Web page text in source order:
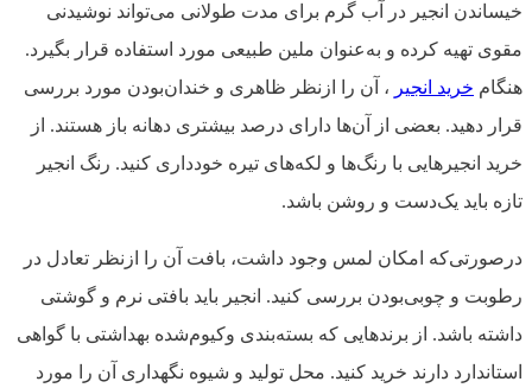
خیساندن انجیر در آب گرم برای مدت طولانی می‌تواند نوشیدنی
مقوی تهیه کرده و به‌عنوان ملین طبیعی مورد استفاده قرار بگیرد.
هنگام خرید انجیر ، آن را ازنظر ظاهری و خندان‌بودن مورد بررسی
قرار دهید. بعضی از آن‌ها دارای درصد بیشتری دهانه باز هستند. از
خرید انجیرهایی با رنگ‌ها و لکه‌های تیره خودداری کنید. رنگ انجیر
تازه باید یک‌دست و روشن باشد.
درصورتی‌که امکان لمس وجود داشت، بافت آن را ازنظر تعادل در
رطوبت و چوبی‌بودن بررسی کنید. انجیر باید بافتی نرم و گوشتی
داشته باشد. از برندهایی که بسته‌بندی وکیوم‌شده بهداشتی با گواهی
استاندارد دارند خرید کنید. محل تولید و شیوه نگهداری آن را مورد